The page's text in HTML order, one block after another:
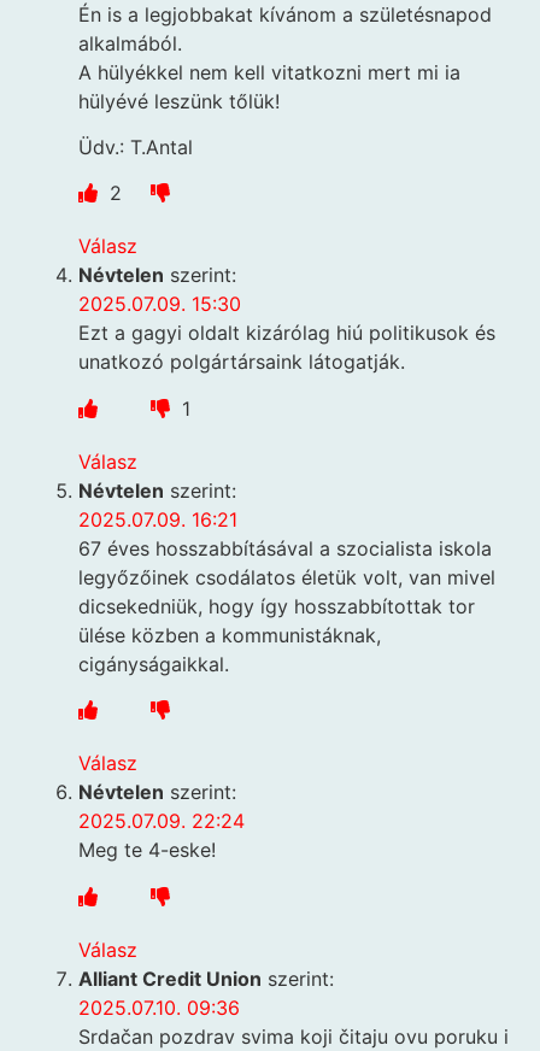
Én is a legjobbakat kívánom a születésnapod
alkalmából.
A hülyékkel nem kell vitatkozni mert mi ia
hülyévé leszünk tőlük!
Üdv.: T.Antal
2
Válasz
Névtelen szerint:
2025.07.09. 15:30
Ezt a gagyi oldalt kizárólag hiú politikusok és
unatkozó polgártársaink látogatják.
1
Válasz
Névtelen szerint:
2025.07.09. 16:21
67 éves hosszabbításával a szocialista iskola
legyőzőinek csodálatos életük volt, van mivel
dicsekedniük, hogy így hosszabbítottak tor
ülése közben a kommunistáknak,
cigányságaikkal.
Válasz
Névtelen szerint:
2025.07.09. 22:24
Meg te 4-eske!
Válasz
Alliant Credit Union szerint:
2025.07.10. 09:36
Srdačan pozdrav svima koji čitaju ovu poruku i